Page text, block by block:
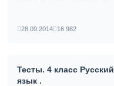
28.09.2014 16 982
Тесты. 4 класс Русский
язык .